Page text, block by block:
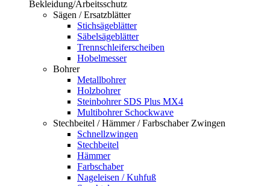
Bekleidung/Arbeitsschutz
Sägen / Ersatzblätter
Stichsägeblätter
Säbelsägeblätter
Trennschleiferscheiben
Hobelmesser
Bohrer
Metallbohrer
Holzbohrer
Steinbohrer SDS Plus MX4
Multibohrer Schockwave
Stechbeitel / Hämmer / Farbschaber Zwingen
Schnellzwingen
Stechbeitel
Hämmer
Farbschaber
Nageleisen / Kuhfuß